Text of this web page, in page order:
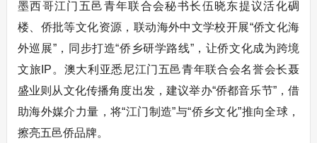
墨西哥江门五邑青年联合会秘书长伍晓东提议活化碉
楼、侨批等文化资源，联动海外中文学校开展“侨文化海
外巡展”，同步打造“侨乡研学路线”，让侨文化成为跨境
文旅IP。澳大利亚悉尼江门五邑青年联合会名誉会长聂
盛业则从文化传播角度出发，建议举办“侨都音乐节”，借
助海外媒介力量，将“江门制造”与“侨乡文化”推向全球，
擦亮五邑侨品牌。